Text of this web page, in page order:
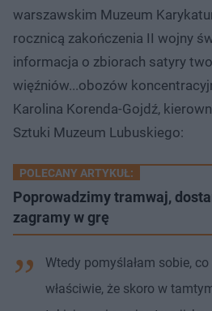
warszawskim Muzeum
rocznicą zakończenia II wojny
informacja o zbiorach satyry
więźniów...obozów
Karolina Korenda-Gojdź,
Sztuki​ Muzeum Lubuskiego:
POLECANY ARTYKUŁ:
Poprowadzimy tramwaj,
zagramy w grę
Wtedy pomyślałam sobie, co
właściwie, że skoro w